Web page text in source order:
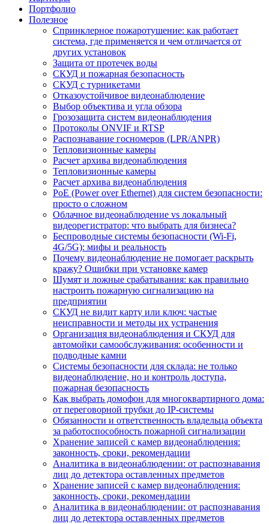
Портфолио
Полезное
Спринклерное пожаротушение: как работает
система, где применяется и чем отличается от
других установок
Защита от протечек воды
СКУД и пожарная безопасность
СКУД с турникетами
Отказоустойчивое видеонаблюдение
Выбор объектива и угла обзора
Грозозащита систем видеонаблюдения
Протоколы ONVIF и RTSP
Распознавание госномеров (LPR/ANPR)
Тепловизионные камеры
Расчет архива видеонаблюдения
Тепловизионные камеры
Расчет архива видеонаблюдения
PoE (Power over Ethernet) для систем безопасности:
просто о сложном
Облачное видеонаблюдение vs локальный
видеорегистратор: что выбрать для бизнеса?
Беспроводные системы безопасности (Wi-Fi,
4G/5G): мифы и реальность
Почему видеонаблюдение не помогает раскрыть
кражу? Ошибки при установке камер
Шумят и ложные срабатывания: как правильно
настроить пожарную сигнализацию на
предприятии
СКУД не видит карту или ключ: частые
неисправности и методы их устранения
Организация видеонаблюдения и СКУД для
автомойки самообслуживания: особенности и
подводные камни
Системы безопасности для склада: не только
видеонаблюдение, но и контроль доступа,
пожарная безопасность
Как выбрать домофон для многоквартирного дома:
от переговорной трубки до IP-системы
Обязанности и ответственность владельца объекта
за работоспособность пожарной сигнализации
Хранение записей с камер видеонаблюдения:
законность, сроки, рекомендации
Аналитика в видеонаблюдении: от распознавания
лиц до детектора оставленных предметов
Хранение записей с камер видеонаблюдения:
законность, сроки, рекомендации
Аналитика в видеонаблюдении: от распознавания
лиц до детектора оставленных предметов